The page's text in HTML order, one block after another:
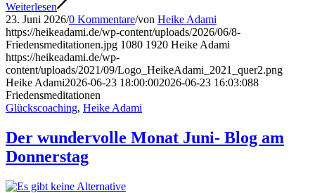
Weiterlesen
23. Juni 2026/0 Kommentare/von Heike Adami
https://heikeadami.de/wp-content/uploads/2026/06/8-
Friedensmeditationen.jpg 1080 1920 Heike Adami
https://heikeadami.de/wp-
content/uploads/2021/09/Logo_HeikeAdami_2021_quer2.png
Heike Adami2026-06-23 18:00:002026-06-23 16:03:088
Friedensmeditationen
Glückscoaching, Heike Adami
Der wundervolle Monat Juni- Blog am
Donnerstag